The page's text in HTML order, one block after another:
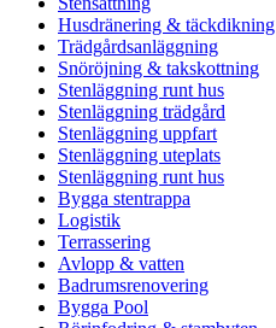
Husdränering & täckdikning
Trädgårdsanläggning
Snöröjning & takskottning
Stenläggning runt hus
Stenläggning trädgård
Stenläggning uppfart
Stenläggning uteplats
Stenläggning runt hus
Bygga stentrappa
Logistik
Terrassering
Avlopp & vatten
Badrumsrenovering
Bygga Pool